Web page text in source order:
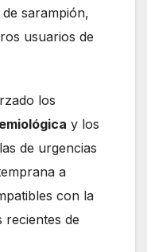
sarampión,
usuarios de
los
y los
de urgencias
a
con la
recientes de